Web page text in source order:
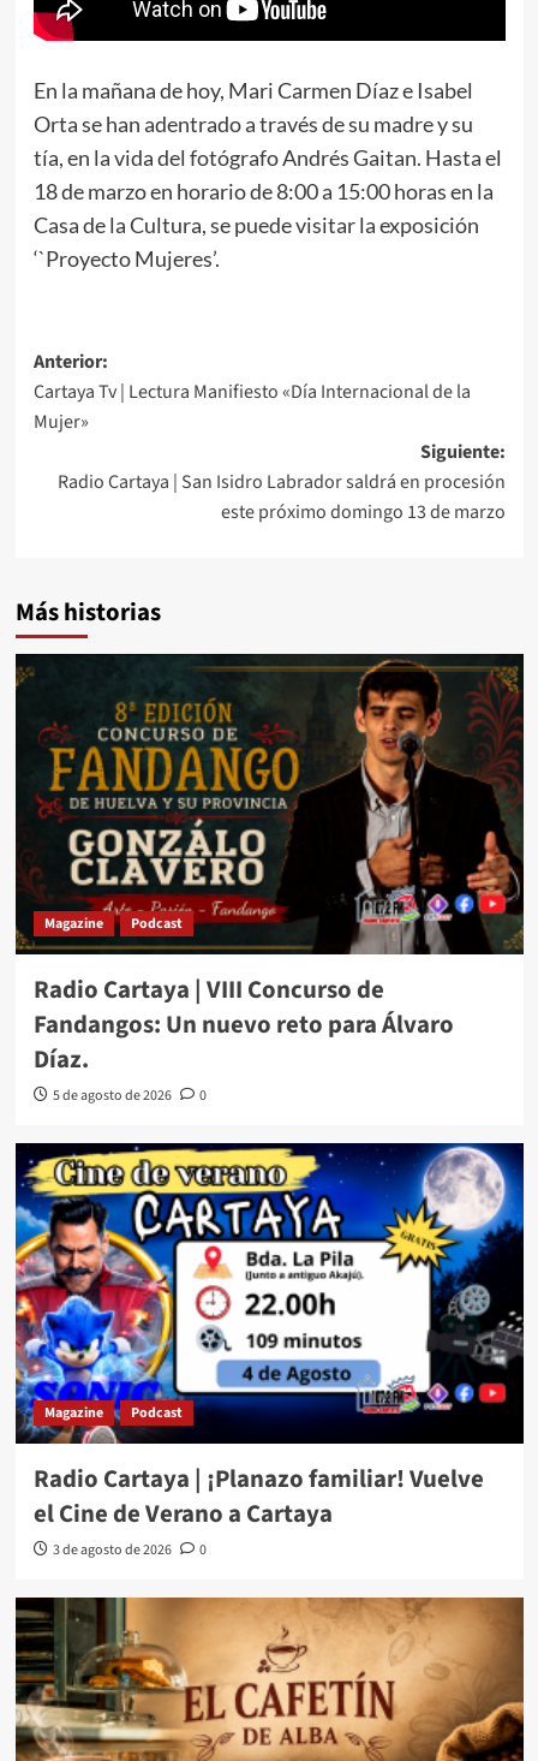
En la mañana de hoy, Mari Carmen Díaz e Isabel
Orta se han adentrado a través de su madre y su
tía, en la vida del fotógrafo Andrés Gaitan. Hasta el
18 de marzo en horario de 8:00 a 15:00 horas en la
Casa de la Cultura, se puede visitar la exposición
‘`Proyecto Mujeres’.
Anterior:
Cartaya Tv | Lectura Manifiesto «Día Internacional de la
Mujer»
Siguiente:
Radio Cartaya | San Isidro Labrador saldrá en procesión
este próximo domingo 13 de marzo
Más historias
Magazine Podcast
Radio Cartaya | VIII Concurso de
Fandangos: Un nuevo reto para Álvaro
Díaz.
5 de agosto de 2026 0
Magazine Podcast
Radio Cartaya | ¡Planazo familiar! Vuelve
el Cine de Verano a Cartaya
3 de agosto de 2026 0